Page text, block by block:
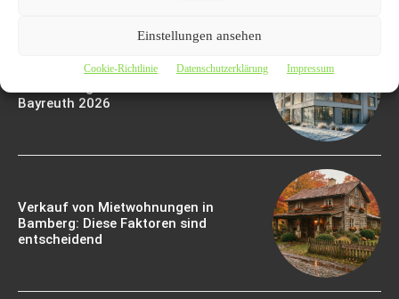
Einstellungen ansehen
Cookie-Richtlinie Datenschutzerklärung Impressum
Die besten Modernisierungen für
Bayreuth 2026
Verkauf von Mietwohnungen in
Bamberg: Diese Faktoren sind
entscheidend